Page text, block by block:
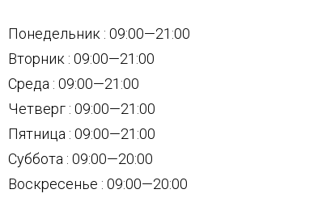
Понедельник : 09:00—21:00
Вторник : 09:00—21:00
Среда : 09:00—21:00
Четверг : 09:00—21:00
Пятница : 09:00—21:00
Суббота : 09:00—20:00
Воскресенье : 09:00—20:00